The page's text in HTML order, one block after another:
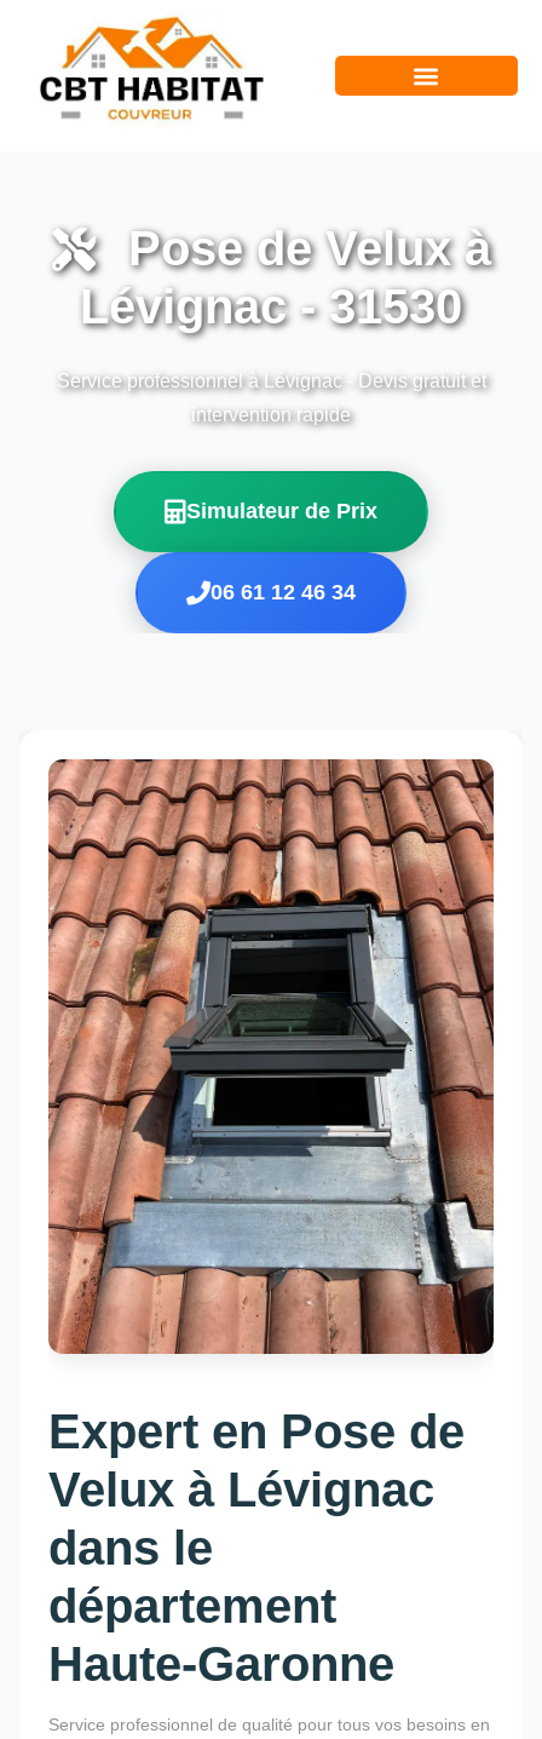
Pose de Velux à
Lévignac - 31530
Service professionnel à Lévignac - Devis gratuit et
intervention rapide
Simulateur de Prix
06 61 12 46 34
Expert en Pose de
Velux à Lévignac
dans le
département
Haute-Garonne
Service professionnel de qualité pour tous vos besoins en